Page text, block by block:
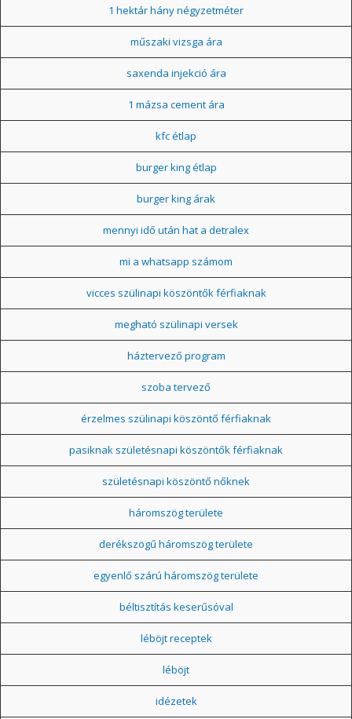
1 hektár hány négyzetméter
műszaki vizsga ára
saxenda injekció ára
1 mázsa cement ára
kfc étlap
burger king étlap
burger king árak
mennyi idő után hat a detralex
mi a whatsapp számom
vicces szülinapi köszöntők férfiaknak
megható szülinapi versek
háztervező program
szoba tervező
érzelmes szülinapi köszöntő férfiaknak
pasiknak születésnapi köszöntők férfiaknak
születésnapi köszöntő nőknek
háromszög területe
derékszögű háromszög területe
egyenlő szárú háromszög területe
béltisztítás keserűsóval
léböjt receptek
léböjt
idézetek